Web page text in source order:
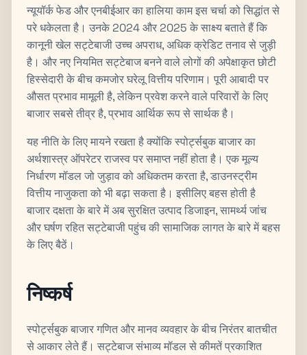
न्यूयॉर्क फेड और एनबीईआर का हालिया काम इस चर्चा को सिद्धांत से
परे धकेलता है। उनके 2024 और 2025 के साक्ष्य बताते हैं कि
कानूनी खेल सट्टेबाजी उच्च अपराध, अधिक क्रेडिट तनाव से जुड़ी
है। और नए नियमित सट्टेबाज बनने वाले लोगों की अपेक्षाकृत छोटी
हिस्सेदारी के बीच कमजोर घरेलू वित्तीय परिणाम। पूरी आबादी पर
औसत प्रभाव मामूली है, लेकिन प्रवेश करने वाले परिवारों के लिए
बाजार सबसे तीव्र है, प्रभाव आर्थिक रूप से सार्थक है।
यह नीति के लिए मायने रखता है क्योंकि स्पोर्ट्सबुक बाजार का
अर्थशास्त्र ऑपरेटर राजस्व पर समाप्त नहीं होता है। एक मूल्य
निर्धारण मॉडल जो जुड़ाव को अधिकतम करता है, डाउनस्ट्रीम
वित्तीय नाजुकता को भी बढ़ा सकता है। इसीलिए बहस होती है
बाजार दक्षता के बारे में अब सुरक्षित उत्पाद डिजाइन, सामर्थ्य जांच
और घर्षण रहित सट्टेबाजी पहुंच की सामाजिक लागत के बारे में बहस
के लिए बैठें।
निष्कर्ष
स्पोर्ट्सबुक बाजार गणित और मानव व्यवहार के बीच निरंतर बातचीत
से आकार लेते हैं। सट्टेबाज संभाव्य मॉडल से कीमतें प्रकाशित